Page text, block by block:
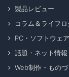
製品レビュー
コラム＆ライフロ
PC・ソフトウェア
話題・ネット情報
Web制作・ものづ